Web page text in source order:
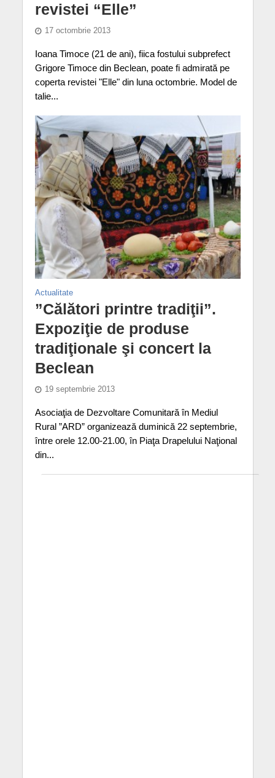
revistei “Elle”
17 octombrie 2013
Ioana Timoce (21 de ani), fiica fostului subprefect
Grigore Timoce din Beclean, poate fi admirată pe
coperta revistei "Elle" din luna octombrie. Model de
talie...
Actualitate
”Călători printre tradiţii”.
Expoziţie de produse
tradiţionale şi concert la
Beclean
19 septembrie 2013
Asociaţia de Dezvoltare Comunitară în Mediul
Rural ”ARD” organizează duminică 22 septembrie,
între orele 12.00-21.00, în Piaţa Drapelului Naţional
din...